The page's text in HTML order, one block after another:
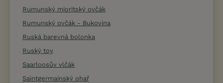
Rumunský mioritský ovčák
Rumunský ovčák - Bukovina
Ruská barevná bolonka
Ruský toy
Saarloosův vlčák
Saintgermainský ohař